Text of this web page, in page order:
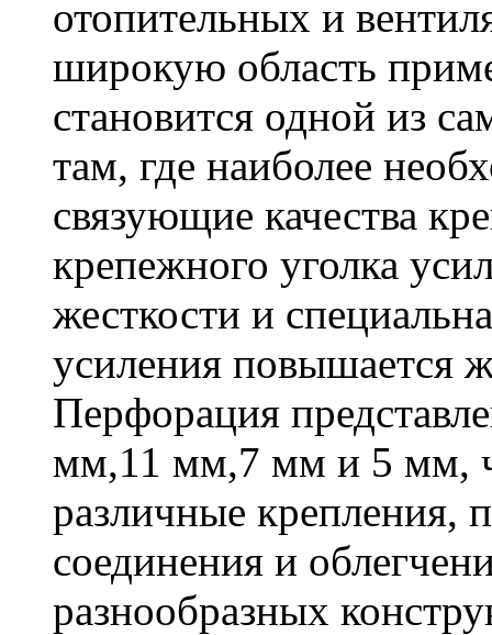
отопительных и
широкую область
становится одной из
там, где наиболее
связующие качества
крепежного уголка
жесткости и
усиления повышается
Перфорация
мм,11 мм,7 мм и 5 мм,
различные
соединения и
разнообразных